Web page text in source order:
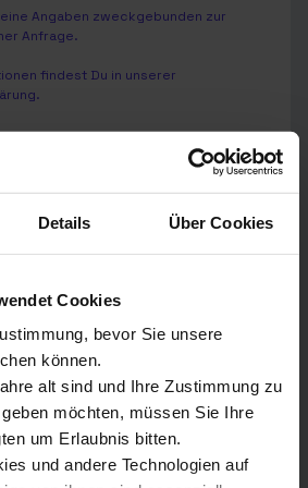
Details Über Cookies
Cookies
bevor Sie unsere
können.
alt sind und Ihre Zustimmung zu
möchten, müssen Sie Ihre
um Erlaubnis bitten.
und andere Technologien auf
Angaben zweckgebunden zur
Anfrage.
findest Du in unserer
.
Hier sind unsere
in deiner Region: